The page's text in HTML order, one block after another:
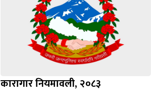
कारागार नियमावली, २०८३